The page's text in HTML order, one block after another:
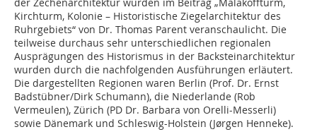
der Zechenarchitektur wurden im Beitrag „Malakoffturm,
Kirchturm, Kolonie – Historistische Ziegelarchitektur des
Ruhrgebiets“ von Dr. Thomas Parent veranschaulicht. Die
teilweise durchaus sehr unterschiedlichen regionalen
Ausprägungen des Historismus in der Backsteinarchitektur
wurden durch die nachfolgenden Ausführungen erläutert.
Die dargestellten Regionen waren Berlin (Prof. Dr. Ernst
Badstübner/Dirk Schumann), die Niederlande (Rob
Vermeulen), Zürich (PD Dr. Barbara von Orelli-Messerli)
sowie Dänemark und Schleswig-Holstein (Jørgen Henneke).